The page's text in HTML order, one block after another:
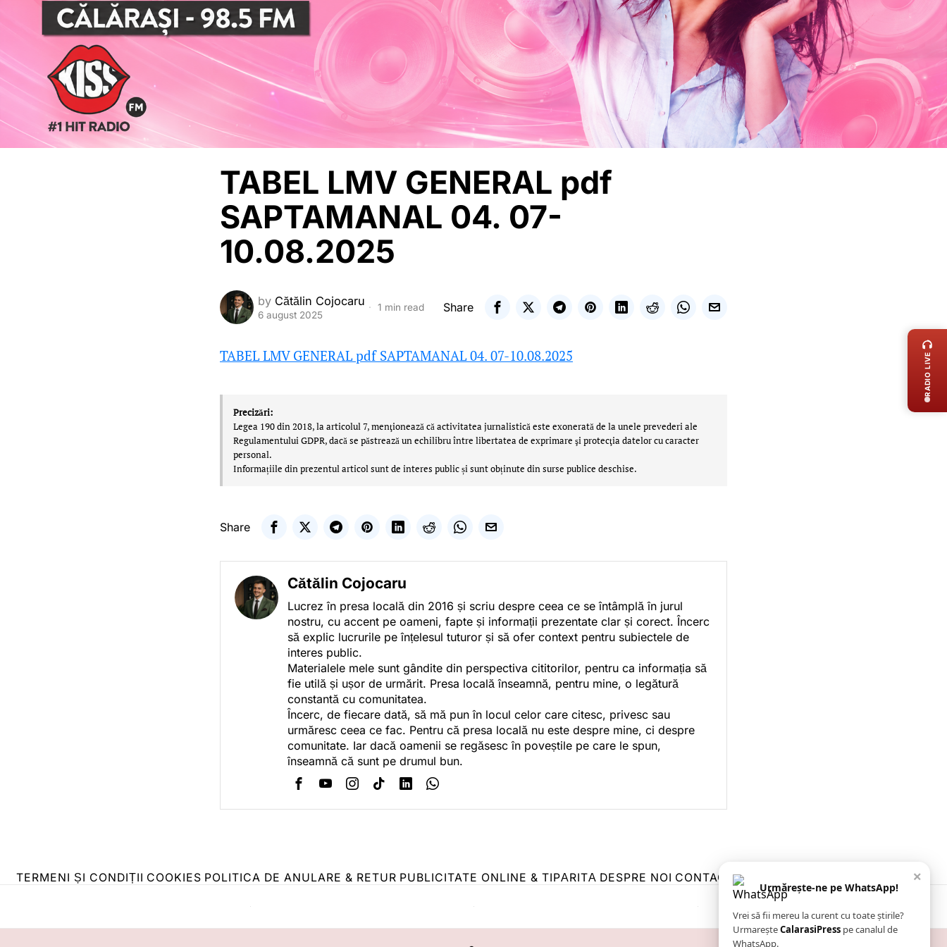
TABEL LMV GENERAL pdf
SAPTAMANAL 04. 07-
10.08.2025
by Cătălin Cojocaru
6 august 2025
1 min read Share
TABEL LMV GENERAL pdf SAPTAMANAL 04. 07-10.08.2025
Precizări:
Legea 190 din 2018, la articolul 7, menţionează că activitatea jurnalistică este exonerată de la unele prevederi ale
Regulamentului GDPR, dacă se păstrează un echilibru între libertatea de exprimare şi protecţia datelor cu caracter
personal.
Informațiile din prezentul articol sunt de interes public și sunt obținute din surse publice deschise.
Share
Cătălin Cojocaru
Lucrez în presa locală din 2016 și scriu despre ceea ce se întâmplă în jurul
nostru, cu accent pe oameni, fapte și informații prezentate clar și corect. Încerc
să explic lucrurile pe înțelesul tuturor și să ofer context pentru subiectele de
interes public.
Materialele mele sunt gândite din perspectiva cititorilor, pentru ca informația să
fie utilă și ușor de urmărit. Presa locală înseamnă, pentru mine, o legătură
constantă cu comunitatea.
Încerc, de fiecare dată, să mă pun în locul celor care citesc, privesc sau
urmăresc ceea ce fac. Pentru că presa locală nu este despre mine, ci despre
comunitate. Iar dacă oamenii se regăsesc în poveștile pe care le spun,
înseamnă că sunt pe drumul bun.
TERMENI ȘI CONDIȚII COOKIES POLITICA DE ANULARE & RETUR PUBLICITATE ONLINE & TIPĂRITĂ DESPRE NOI CONTACT ZIARUL ANUNȚUL CĂLĂRĂȘEAN
×
Urmărește-ne pe WhatsApp!
Vrei să fii mereu la curent cu toate știrile?
UrmareșteCalarasiPress pe canalul de
WhatsApp.
RADIO LIVE